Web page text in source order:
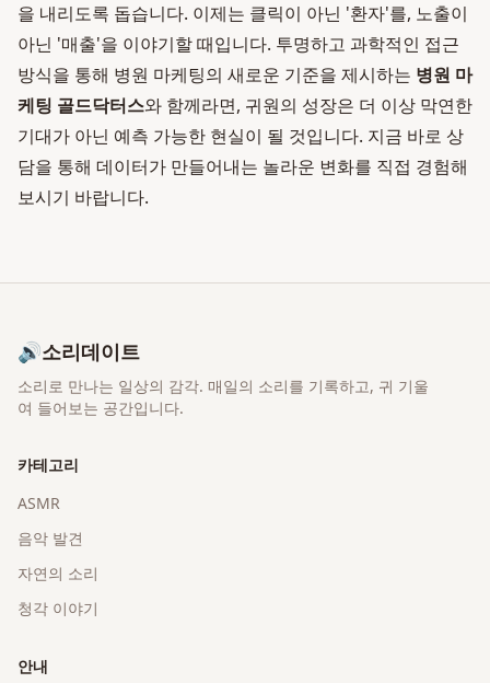
을 내리도록 돕습니다. 이제는 클릭이 아닌 '환자'를, 노출이
아닌 '매출'을 이야기할 때입니다. 투명하고 과학적인 접근
방식을 통해 병원 마케팅의 새로운 기준을 제시하는 병원 마
케팅 골드닥터스와 함께라면, 귀원의 성장은 더 이상 막연한
기대가 아닌 예측 가능한 현실이 될 것입니다. 지금 바로 상
담을 통해 데이터가 만들어내는 놀라운 변화를 직접 경험해
보시기 바랍니다.
🔊소리데이트
소리로 만나는 일상의 감각. 매일의 소리를 기록하고, 귀 기울
여 들어보는 공간입니다.
카테고리
ASMR
음악 발견
자연의 소리
청각 이야기
안내